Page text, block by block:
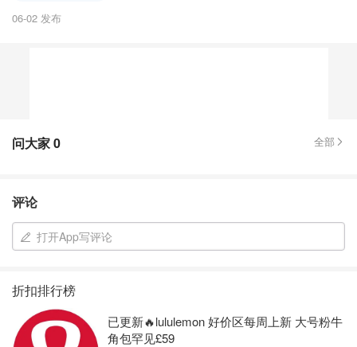
06-02 发布
问大家0 全部
评论
打开App写评论
折扣排行榜
已更新🔥lululemon 好价区每周上新 大号粉牛
角包罕见£59